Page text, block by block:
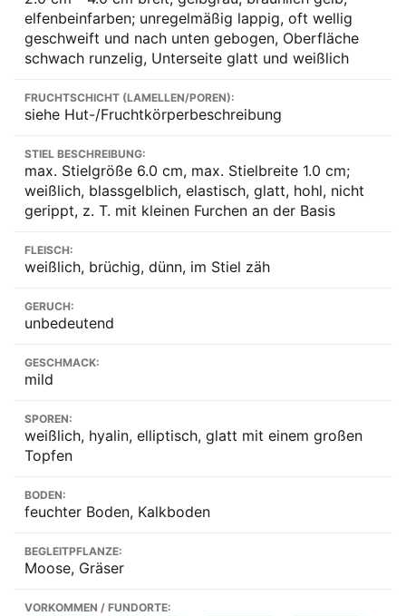
elfenbeinfarben; unregelmäßig lappig, oft wellig
geschweift und nach unten gebogen, Oberfläche
schwach runzelig, Unterseite glatt und weißlich
FRUCHTSCHICHT (LAMELLEN/POREN):
siehe Hut-/Fruchtkörperbeschreibung
STIEL BESCHREIBUNG:
max. Stielgröße 6.0 cm, max. Stielbreite 1.0 cm;
weißlich, blassgelblich, elastisch, glatt, hohl, nicht
gerippt, z. T. mit kleinen Furchen an der Basis
FLEISCH:
weißlich, brüchig, dünn, im Stiel zäh
GERUCH:
unbedeutend
GESCHMACK:
mild
SPOREN:
weißlich, hyalin, elliptisch, glatt mit einem großen
Topfen
BODEN:
feuchter Boden, Kalkboden
BEGLEITPFLANZE:
Moose, Gräser
VORKOMMEN / FUNDORTE: